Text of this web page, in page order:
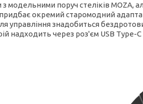
модельними поруч стеліків MOZA,
придбає окремий старомодний
управління знадобиться
надходить через роз'єм USB Type-